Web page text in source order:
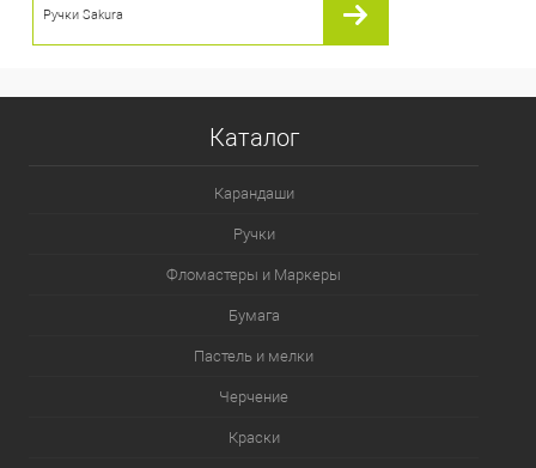
Ручки Sakura
Каталог
Карандаши
Ручки
Фломастеры и Маркеры
Бумага
Пастель и мелки
Черчение
Краски